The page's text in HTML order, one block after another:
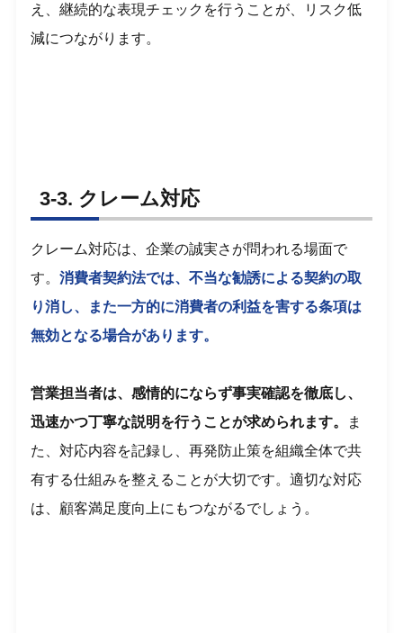
え、継続的な表現チェックを行うことが、リスク低
減につながります。
3-3. クレーム対応
クレーム対応は、企業の誠実さが問われる場面で
す。消費者契約法では、不当な勧誘による契約の取
り消し、また一方的に消費者の利益を害する条項は
無効となる場合があります。
営業担当者は、感情的にならず事実確認を徹底し、
迅速かつ丁寧な説明を行うことが求められます。
ま
た、対応内容を記録し、再発防止策を組織全体で共
有する仕組みを整えることが大切です。適切な対応
は、顧客満足度向上にもつながるでしょう。